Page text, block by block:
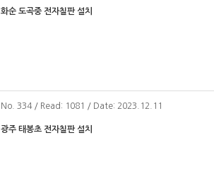
화순 도곡중 전자칠판 설치
No . 334 / Read: 1081 / Date: 2023.12.11
광주 태봉초 전자칠판 설치